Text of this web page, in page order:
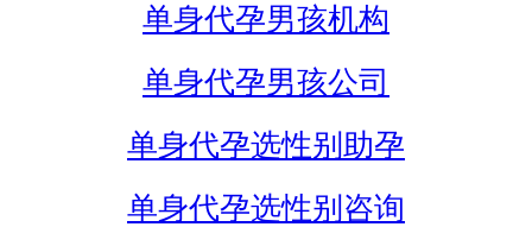
单身代孕男孩机构
单身代孕男孩公司
单身代孕选性别助孕
单身代孕选性别咨询